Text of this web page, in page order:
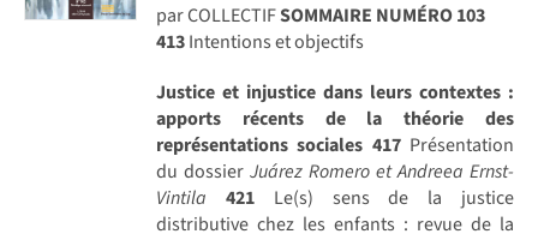
par COLLECTIFSOMMAIRE NUMÉRO 103
413Intentions et objectifs
Justice et injustice dans leurs contextes :
apports récents de la théorie des
représentations sociales 417Présentation
du dossierJuárez Romero et Andreea Ernst-
Vintila
421Le(s) sens de la justice
distributive chez les enfants : revue de la